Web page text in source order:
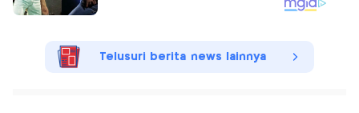
Telusuri berita news lainnya